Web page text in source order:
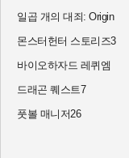
일곱 개의 대죄: Origin
몬스터헌터 스토리즈3
바이오하자드 레퀴엠
드래곤 퀘스트7
풋볼 매니저26